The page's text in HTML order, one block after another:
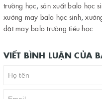
trường học, sản xuất balo học
xưởng may balo học sinh,
đặt may balo trường tiểu học
VIẾT BÌNH LUẬN CỦA